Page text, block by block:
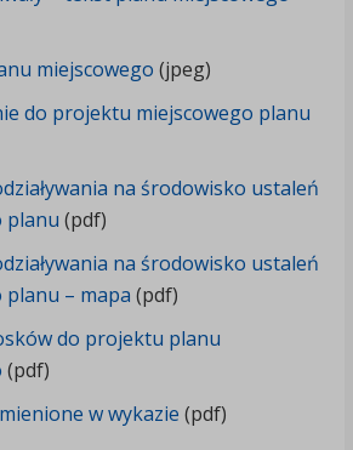
miejscowego (jpeg)
do projektu miejscowego planu
na środowisko ustaleń
planu (pdf)
na środowisko ustaleń
planu – mapa (pdf)
do projektu planu
(pdf)
w wykazie (pdf)